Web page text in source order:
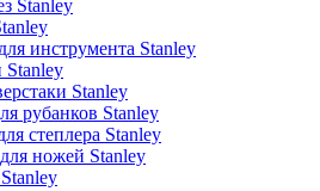
Stanley
инструмента Stanley
Stanley
рубанков Stanley
степлера Stanley
ножей Stanley